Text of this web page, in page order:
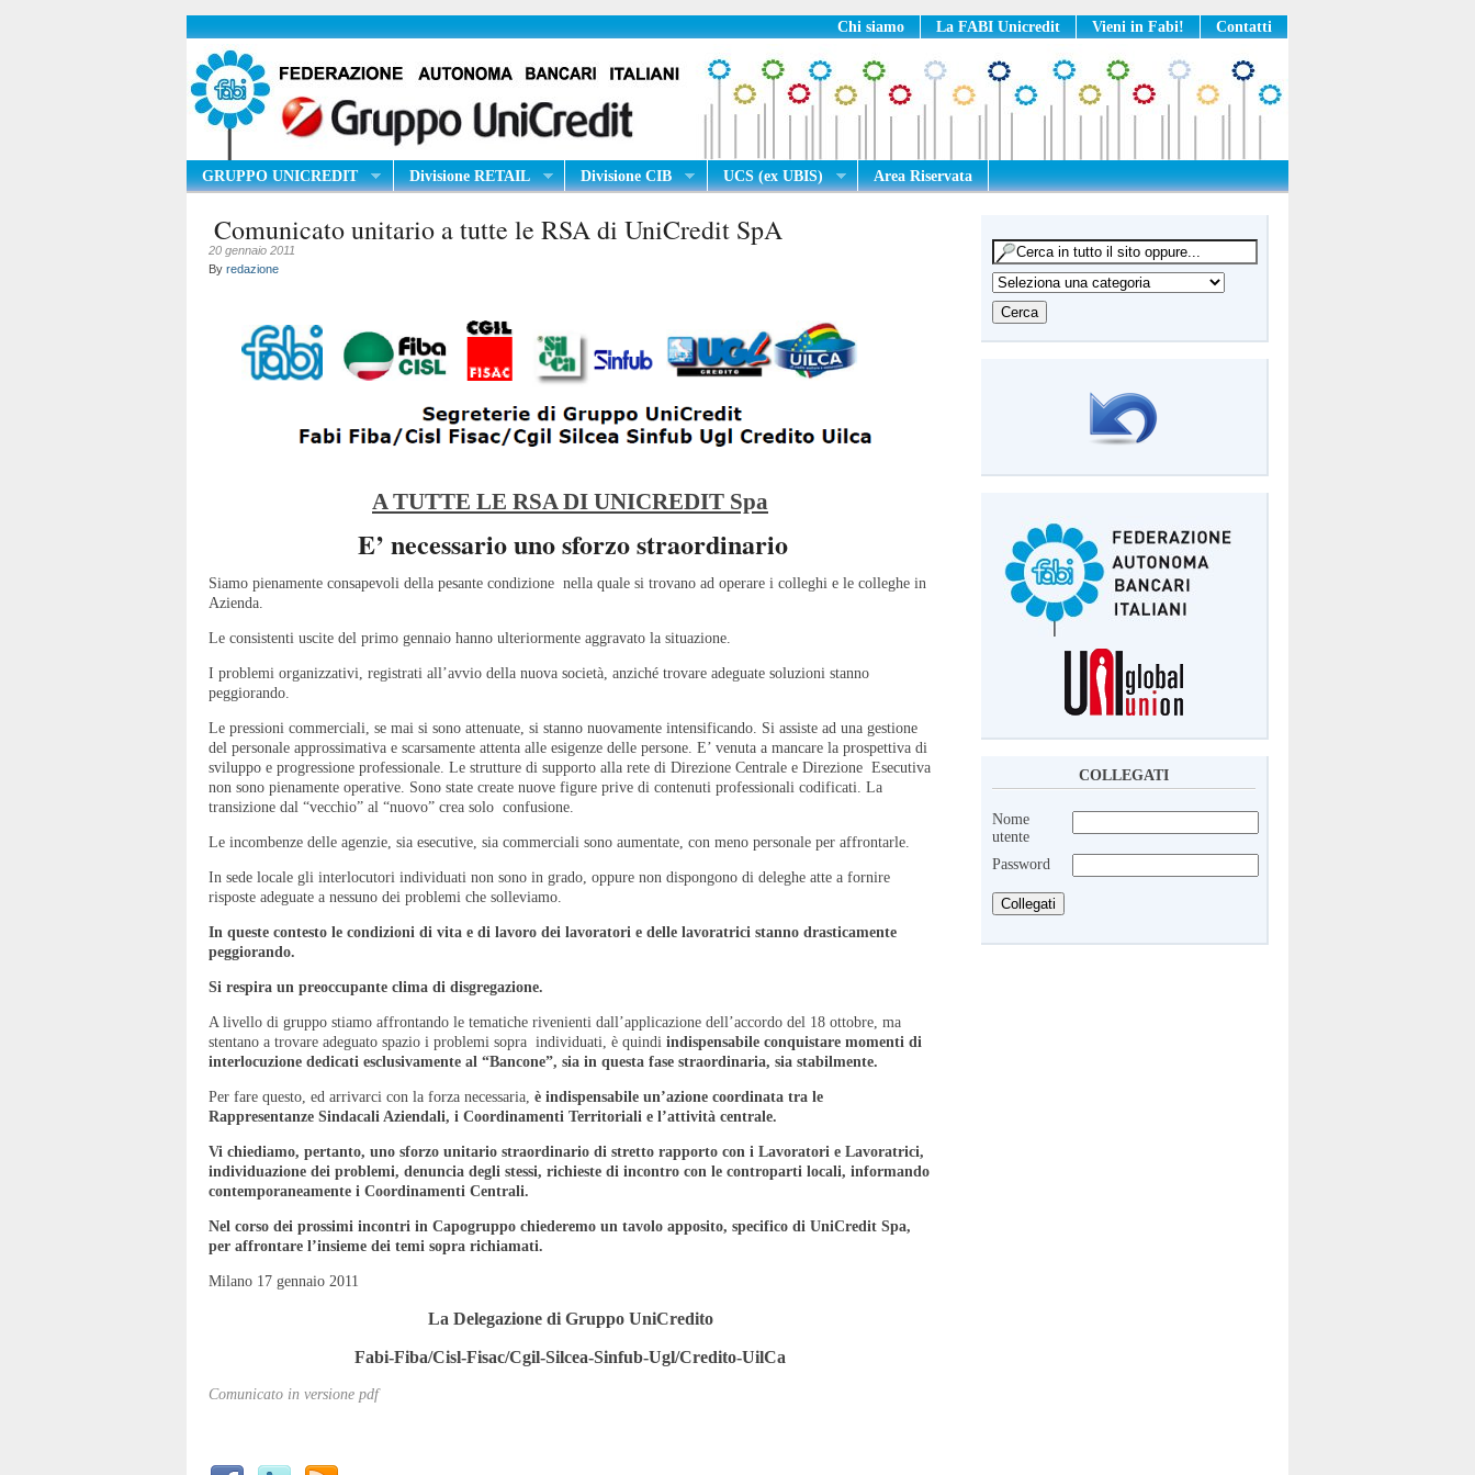
Contatti
Vieni in Fabi!
La FABI Unicredit
Chi siamo
GRUPPO UNICREDIT Divisione RETAIL Divisione CIB UCS (ex UBIS) Area Riservata
Comunicato unitario a tutte le RSA di UniCredit SpA
20 gennaio 2011
By redazione
A TUTTE LE RSA DI UNICREDIT Spa
E’ necessario uno sforzo straordinario
Siamo pienamente consapevoli della pesante condizione nella quale si trovano ad operare i colleghi e le colleghe in
Azienda.
Le consistenti uscite del primo gennaio hanno ulteriormente aggravato la situazione.
I problemi organizzativi, registrati all’avvio della nuova società, anziché trovare adeguate soluzioni stanno
peggiorando.
Le pressioni commerciali, se mai si sono attenuate, si stanno nuovamente intensificando. Si assiste ad una gestione
del personale approssimativa e scarsamente attenta alle esigenze delle persone. E’ venuta a mancare la prospettiva di
sviluppo e progressione professionale. Le strutture di supporto alla rete di Direzione Centrale e Direzione Esecutiva
non sono pienamente operative. Sono state create nuove figure prive di contenuti professionali codificati. La
transizione dal “vecchio” al “nuovo” crea solo confusione.
Le incombenze delle agenzie, sia esecutive, sia commerciali sono aumentate, con meno personale per affrontarle.
In sede locale gli interlocutori individuati non sono in grado, oppure non dispongono di deleghe atte a fornire
risposte adeguate a nessuno dei problemi che solleviamo.
In queste contesto le condizioni di vita e di lavoro dei lavoratori e delle lavoratrici stanno drasticamente
peggiorando.
Si respira un preoccupante clima di disgregazione.
A livello di gruppo stiamo affrontando le tematiche rivenienti dall’applicazione dell’accordo del 18 ottobre, ma
stentano a trovare adeguato spazio i problemi sopra individuati, è quindi indispensabile conquistare momenti di
interlocuzione dedicati esclusivamente al “Bancone”, sia in questa fase straordinaria, sia stabilmente.
Per fare questo, ed arrivarci con la forza necessaria, è indispensabile un’azione coordinata tra le
Rappresentanze Sindacali Aziendali, i Coordinamenti Territoriali e l’attività centrale.
Vi chiediamo, pertanto, uno sforzo unitario straordinario di stretto rapporto con i Lavoratori e Lavoratrici,
individuazione dei problemi, denuncia degli stessi, richieste di incontro con le controparti locali, informando
contemporaneamente i Coordinamenti Centrali.
Nel corso dei prossimi incontri in Capogruppo chiederemo un tavolo apposito, specifico di UniCredit Spa,
per affrontare l’insieme dei temi sopra richiamati.
Milano 17 gennaio 2011
La Delegazione di Gruppo UniCredito
Fabi-Fiba/Cisl-Fisac/Cgil-Silcea-Sinfub-Ugl/Credito-UilCa
Comunicato in versione pdf
COLLEGATI
Nome
utente
Password